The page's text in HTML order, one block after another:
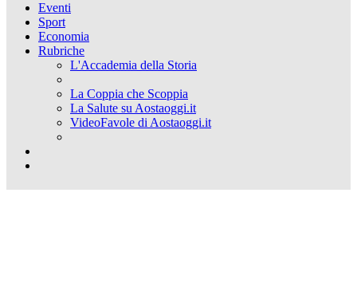
Eventi
Sport
Economia
Rubriche
L'Accademia della Storia
La Coppia che Scoppia
La Salute su Aostaoggi.it
VideoFavole di Aostaoggi.it